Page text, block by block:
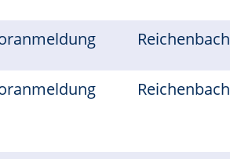
Reichenbach
Reichenbach